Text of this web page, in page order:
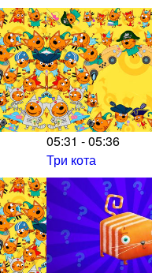
05:31 - 05:36
Три кота